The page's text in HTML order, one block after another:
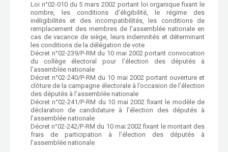
Loi n°02-010 du 5 mars 2002 portant loi organique fixant le
nombre, les conditions d’éligibilité, le régime des
inéligibilités et des incompatibilités, les conditions de
remplacement des membres de l’assemblée nationale en
cas de vacance de siège, leurs indemnités et déterminant
les conditions de la délégation de vote
Décret n°02-239/P-RM du 10 mai 2002 portant convocation
du collège électoral pour l’élection des députés à
l’assemblée nationale
Décret n°02-240/P-RM du 10 mai 2002 portant ouverture et
clôture de la campagne électorale à l’occasion de l’élection
des députés à l’assemblée nationale
Décret n°02-241/P-RM du 10 mai 2002 fixant le modèle de
déclaration de candidature à l’élection des députés à
l’assemblée nationale
Décret n°02-242/P-RM du 10 mai 2002 fixant le montant des
frais de participation à l’élection des députés à
l’assemblée nationale